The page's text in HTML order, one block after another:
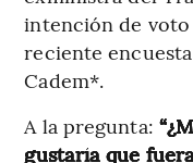
intención de voto
reciente
Cadem*.
A la pregunta:
gustaría que